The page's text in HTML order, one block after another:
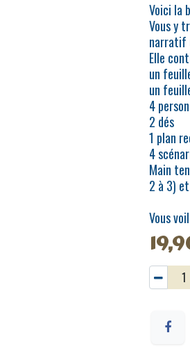
Voici la
Vous y
narratif
Elle
un
un
4
2 dés
1 plan
4
Main
2 à 3)
Vous